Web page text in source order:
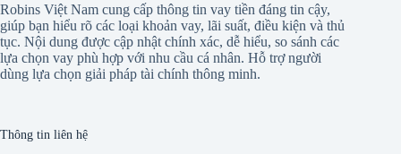
Robins Việt Nam cung cấp thông tin vay tiền đáng tin cậy,
giúp bạn hiểu rõ các loại khoản vay, lãi suất, điều kiện và thủ
tục. Nội dung được cập nhật chính xác, dễ hiểu, so sánh các
lựa chọn vay phù hợp với nhu cầu cá nhân. Hỗ trợ người
dùng lựa chọn giải pháp tài chính thông minh.
Thông tin liên hệ